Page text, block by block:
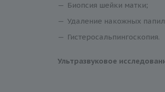
Биопсия шейки матки;
Удаление накожных
Гистеросальпингоскопия.
Ультразвуковое